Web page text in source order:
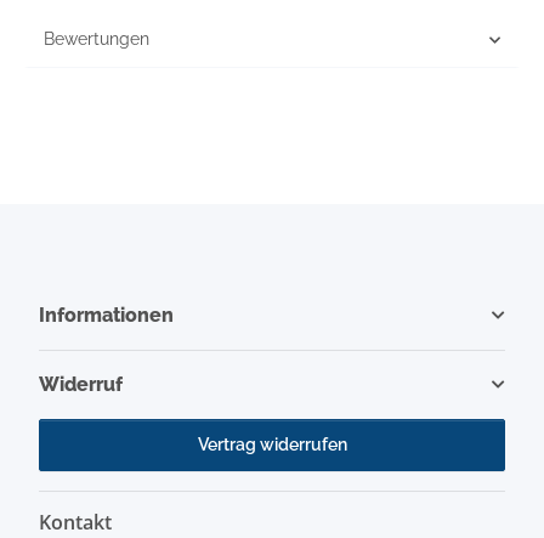
Bewertungen
Informationen
Widerruf
Vertrag widerrufen
Kontakt